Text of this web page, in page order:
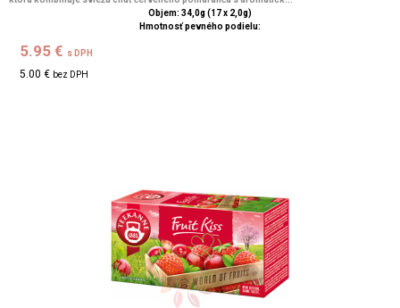
Objem: 34,0g (17 x 2,0g)
Hmotnosť pevného podielu:
5.95 € s DPH
5.00 € bez DPH